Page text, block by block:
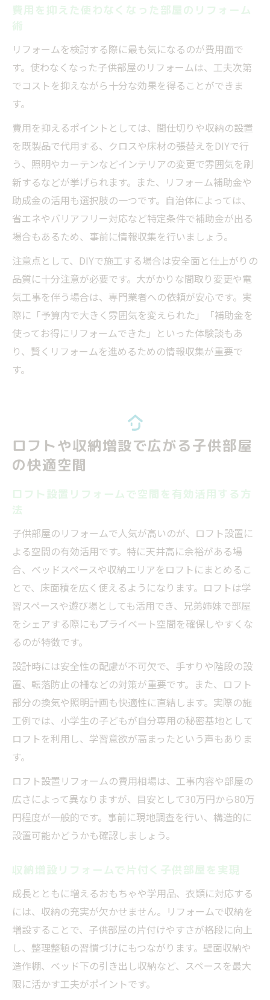
費用を抑えた使わなくなった部屋のリフォーム
術
リフォームを検討する際に最も気になるのが費用面で
す。使わなくなった子供部屋のリフォームは、工夫次第
でコストを抑えながら十分な効果を得ることができま
す。
費用を抑えるポイントとしては、間仕切りや収納の設置
を既製品で代用する、クロスや床材の張替えをDIYで行
う、照明やカーテンなどインテリアの変更で雰囲気を刷
新するなどが挙げられます。また、リフォーム補助金や
助成金の活用も選択肢の一つです。自治体によっては、
省エネやバリアフリー対応など特定条件で補助金が出る
場合もあるため、事前に情報収集を行いましょう。
注意点として、DIYで施工する場合は安全面と仕上がりの
品質に十分注意が必要です。大がかりな間取り変更や電
気工事を伴う場合は、専門業者への依頼が安心です。実
際に「予算内で大きく雰囲気を変えられた」「補助金を
使ってお得にリフォームできた」といった体験談もあ
り、賢くリフォームを進めるための情報収集が重要で
す。
ロフトや収納増設で広がる子供部屋
の快適空間
ロフト設置リフォームで空間を有効活用する方
法
子供部屋のリフォームで人気が高いのが、ロフト設置に
よる空間の有効活用です。特に天井高に余裕がある場
合、ベッドスペースや収納エリアをロフトにまとめるこ
とで、床面積を広く使えるようになります。ロフトは学
習スペースや遊び場としても活用でき、兄弟姉妹で部屋
をシェアする際にもプライベート空間を確保しやすくな
るのが特徴です。
設計時には安全性の配慮が不可欠で、手すりや階段の設
置、転落防止の柵などの対策が重要です。また、ロフト
部分の換気や照明計画も快適性に直結します。実際の施
工例では、小学生の子どもが自分専用の秘密基地として
ロフトを利用し、学習意欲が高まったという声もありま
す。
ロフト設置リフォームの費用相場は、工事内容や部屋の
広さによって異なりますが、目安として30万円から80万
円程度が一般的です。事前に現地調査を行い、構造的に
設置可能かどうかも確認しましょう。
収納増設リフォームで片付く子供部屋を実現
成長とともに増えるおもちゃや学用品、衣類に対応する
には、収納の充実が欠かせません。リフォームで収納を
増設することで、子供部屋の片付けやすさが格段に向上
し、整理整頓の習慣づけにもつながります。壁面収納や
造作棚、ベッド下の引き出し収納など、スペースを最大
限に活かす工夫がポイントです。